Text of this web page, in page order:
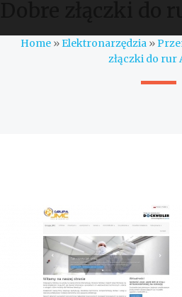
Home» Elektronarzędzia»
złączki do rur